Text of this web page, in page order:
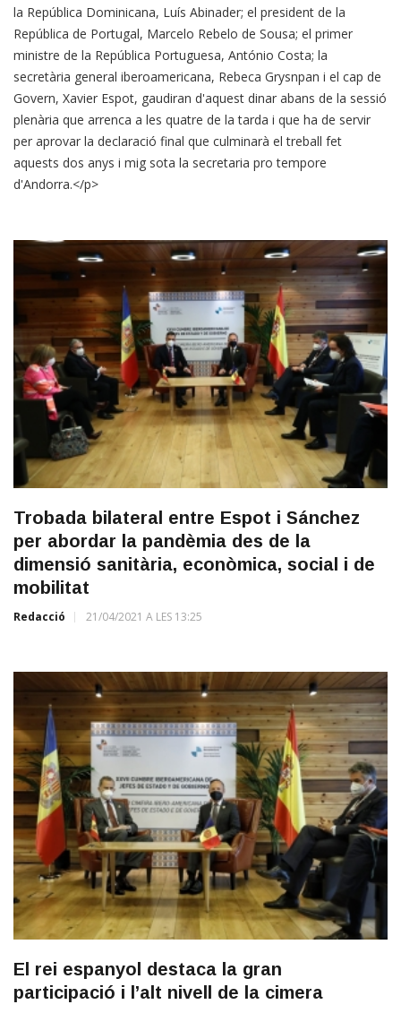
la República Dominicana, Luís Abinader; el president de la
República de Portugal, Marcelo Rebelo de Sousa; el primer
ministre de la República Portuguesa, António Costa; la
secretària general iberoamericana, Rebeca Grysnpan i el cap de
Govern, Xavier Espot, gaudiran d'aquest dinar abans de la sessió
plenària que arrenca a les quatre de la tarda i que ha de servir
per aprovar la declaració final que culminarà el treball fet
aquests dos anys i mig sota la secretaria pro tempore
d'Andorra.</p>
Trobada bilateral entre Espot i Sánchez
per abordar la pandèmia des de la
dimensió sanitària, econòmica, social i de
mobilitat
Redacció 21/04/2021 A LES 13:25
El rei espanyol destaca la gran
participació i l’alt nivell de la cimera